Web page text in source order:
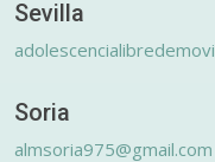
Sevilla
Soria
almsoria975@gmail.com